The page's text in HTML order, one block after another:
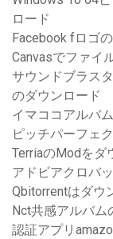
ロード
Facebook fロゴ
Canvasでファイ
サウンドブラス
のダウンロード
イマココアルバ
ピッチパーフェ
TerriaのModをダ
アドビアクロバ
Qbitorrentはダウ
Nct共感アルバム
認証アプリ